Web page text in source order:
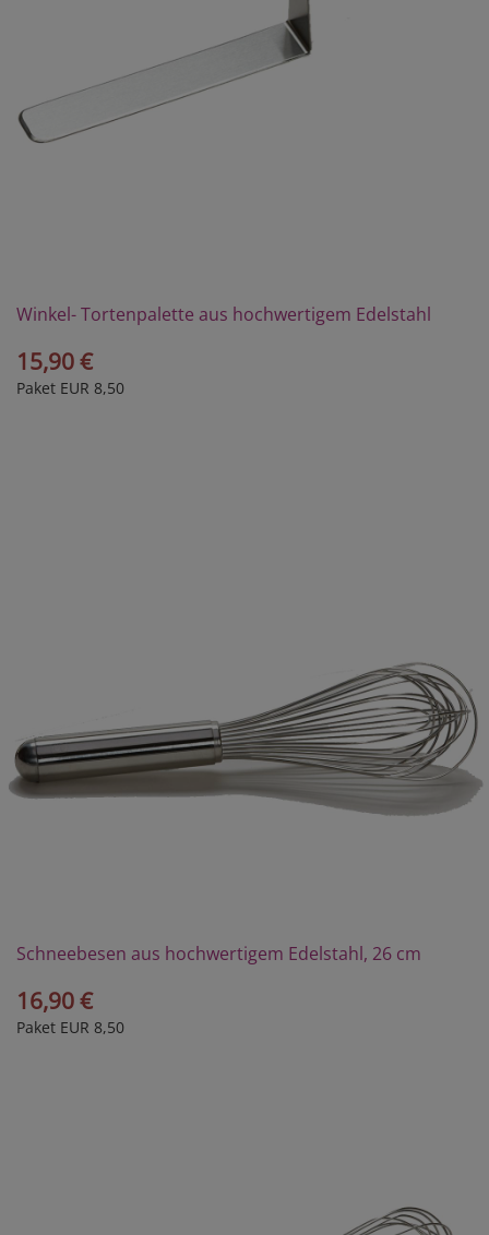
Winkel- Tortenpalette aus hochwertigem Edelstahl
15,90 €
Paket EUR 8,50
Schneebesen aus hochwertigem Edelstahl, 26 cm
16,90 €
Paket EUR 8,50